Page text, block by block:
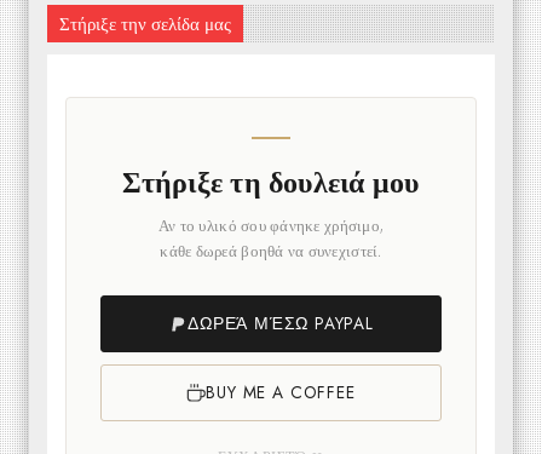
Στήριξε την σελίδα μας
Στήριξε τη δουλειά μου
Αν το υλικό σου φάνηκε χρήσιμο,
κάθε δωρεά βοηθά να συνεχιστεί.
ΔΩΡΕΆ ΜΈΣΩ PAYPAL
BUY ME A COFFEE